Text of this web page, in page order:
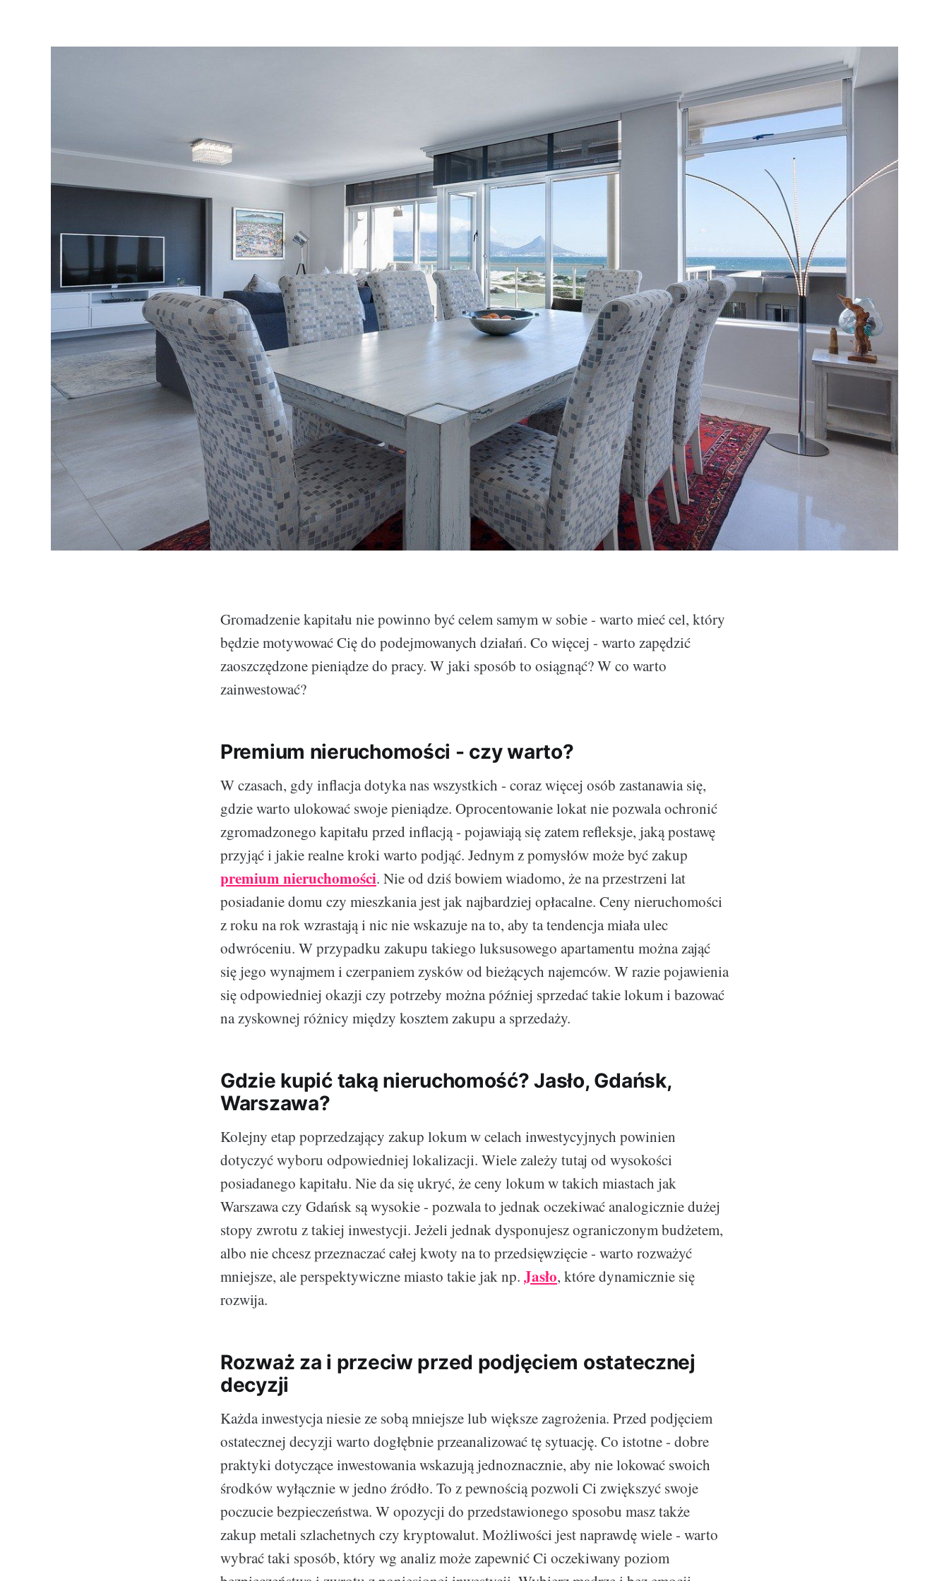
Gromadzenie kapitału nie powinno być celem samym w sobie - warto mieć cel, który
będzie motywować Cię do podejmowanych działań. Co więcej - warto zapędzić
zaoszczędzone pieniądze do pracy. W jaki sposób to osiągnąć? W co warto
zainwestować?
Premium nieruchomości - czy warto?
W czasach, gdy inflacja dotyka nas wszystkich - coraz więcej osób zastanawia się,
gdzie warto ulokować swoje pieniądze. Oprocentowanie lokat nie pozwala ochronić
zgromadzonego kapitału przed inflacją - pojawiają się zatem refleksje, jaką postawę
przyjąć i jakie realne kroki warto podjąć. Jednym z pomysłów może być zakup
premium nieruchomości. Nie od dziś bowiem wiadomo, że na przestrzeni lat
posiadanie domu czy mieszkania jest jak najbardziej opłacalne. Ceny nieruchomości
z roku na rok wzrastają i nic nie wskazuje na to, aby ta tendencja miała ulec
odwróceniu. W przypadku zakupu takiego luksusowego apartamentu można zająć
się jego wynajmem i czerpaniem zysków od bieżących najemców. W razie pojawienia
się odpowiedniej okazji czy potrzeby można później sprzedać takie lokum i bazować
na zyskownej różnicy między kosztem zakupu a sprzedaży.
Gdzie kupić taką nieruchomość? Jasło, Gdańsk,
Warszawa?
Kolejny etap poprzedzający zakup lokum w celach inwestycyjnych powinien
dotyczyć wyboru odpowiedniej lokalizacji. Wiele zależy tutaj od wysokości
posiadanego kapitału. Nie da się ukryć, że ceny lokum w takich miastach jak
Warszawa czy Gdańsk są wysokie - pozwala to jednak oczekiwać analogicznie dużej
stopy zwrotu z takiej inwestycji. Jeżeli jednak dysponujesz ograniczonym budżetem,
albo nie chcesz przeznaczać całej kwoty na to przedsięwzięcie - warto rozważyć
mniejsze, ale perspektywiczne miasto takie jak np. Jasło, które dynamicznie się
rozwija.
Rozważ za i przeciw przed podjęciem ostatecznej
decyzji
Każda inwestycja niesie ze sobą mniejsze lub większe zagrożenia. Przed podjęciem
ostatecznej decyzji warto dogłębnie przeanalizować tę sytuację. Co istotne - dobre
praktyki dotyczące inwestowania wskazują jednoznacznie, aby nie lokować swoich
środków wyłącznie w jedno źródło. To z pewnością pozwoli Ci zwiększyć swoje
poczucie bezpieczeństwa. W opozycji do przedstawionego sposobu masz także
zakup metali szlachetnych czy kryptowalut. Możliwości jest naprawdę wiele - warto
wybrać taki sposób, który wg analiz może zapewnić Ci oczekiwany poziom